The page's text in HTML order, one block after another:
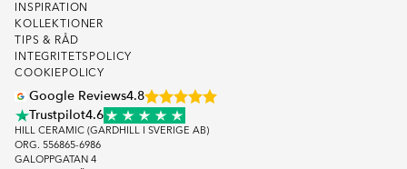
INSPIRATION
KOLLEKTIONER
TIPS & RÅD
INTEGRITETSPOLICY
COOKIEPOLICY
Google Reviews4.8
Trustpilot4.6
HILL CERAMIC (GARDHILL I SVERIGE AB)
ORG. 556865-6986
GALOPPGATAN 4